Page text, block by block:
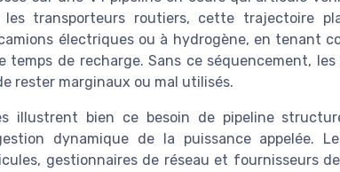
transporteurs routiers, cette trajectoire
électriques ou à hydrogène, en tenant
temps de recharge. Sans ce séquencement,
rester marginaux ou mal utilisés.
illustrent bien ce besoin de pipeline
dynamique de la puissance appelée.
gestionnaires de réseau et fournisseurs